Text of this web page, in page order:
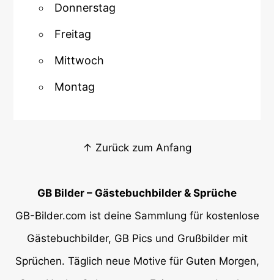
Donnerstag
Freitag
Mittwoch
Montag
↑ Zurück zum Anfang
GB Bilder – Gästebuchbilder & Sprüche
GB-Bilder.com ist deine Sammlung für kostenlose
Gästebuchbilder, GB Pics und Grußbilder mit
Sprüchen. Täglich neue Motive für Guten Morgen,